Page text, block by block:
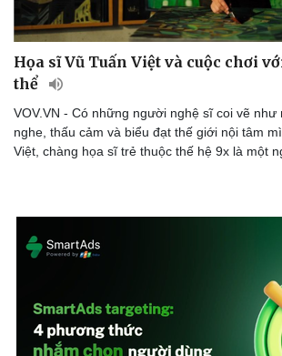
Sức khỏe
Dinh dưỡng - món ngon
Sản phụ khoa
Nhi khoa
Nam khoa
Làm đẹp - giảm cân
Phòng mạch online
Đời sống
Nhà đẹp
Tình yêu
Họa sĩ Vũ Tuấn Việt và cuộc chơi
thể
VOV.VN - Có những người nghệ sĩ coi vẽ như
nghe, thấu cảm và biểu đạt thế giới nội tâm
Việt, chàng họa sĩ trẻ thuộc thế hệ 9x là một